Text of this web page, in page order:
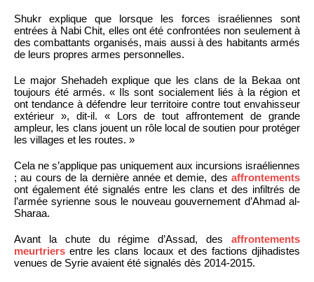
Shukr explique que lorsque les forces israéliennes sont
entrées à Nabi Chit, elles ont été confrontées non seulement à
des combattants organisés, mais aussi à des habitants armés
de leurs propres armes personnelles.
Le major Shehadeh explique que les clans de la Bekaa ont
toujours été armés. « Ils sont socialement liés à la région et
ont tendance à défendre leur territoire contre tout envahisseur
extérieur », dit-il. « Lors de tout affrontement de grande
ampleur, les clans jouent un rôle local de soutien pour protéger
les villages et les routes. »
Cela ne s’applique pas uniquement aux incursions israéliennes
; au cours de la dernière année et demie, des affrontements
ont également été signalés entre les clans et des infiltrés de
l’armée syrienne sous le nouveau gouvernement d’Ahmad al-
Sharaa.
Avant la chute du régime d’Assad, des affrontements
meurtriers entre les clans locaux et des factions djihadistes
venues de Syrie avaient été signalés dès 2014-2015.